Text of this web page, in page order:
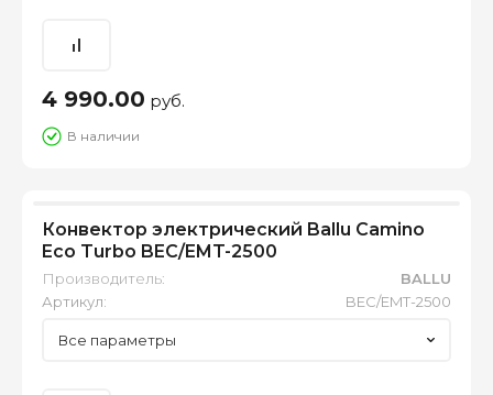
4 990.00 руб.
В наличии
Конвектор электрический Ballu Camino
Eco Turbo BEC/EMT-2500
Производитель:
BALLU
Артикул:
BEC/EMT-2500
Все параметры